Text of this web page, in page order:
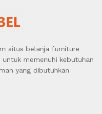
situs belanja furniture
memenuhi kebutuhan
yang dibutuhkan